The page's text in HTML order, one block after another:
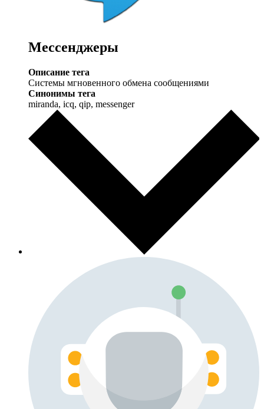
Мессенджеры
Описание тега
Системы мгновенного обмена сообщениями
Синонимы тега
miranda, icq, qip, messenger